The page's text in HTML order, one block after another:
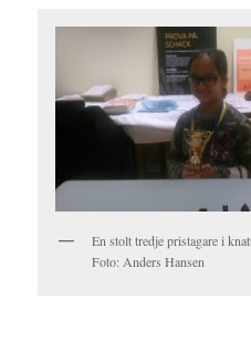
En stolt tredje pristagare i
Foto: Anders Hansen